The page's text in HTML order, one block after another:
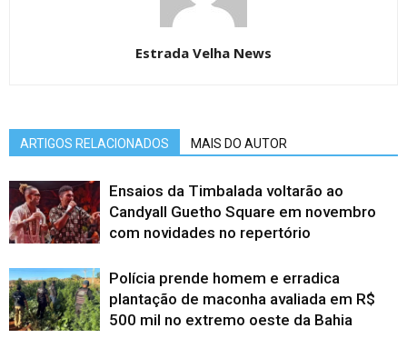
Estrada Velha News
ARTIGOS RELACIONADOS MAIS DO AUTOR
Ensaios da Timbalada voltarão ao
Candyall Guetho Square em novembro
com novidades no repertório
Polícia prende homem e erradica
plantação de maconha avaliada em R$
500 mil no extremo oeste da Bahia